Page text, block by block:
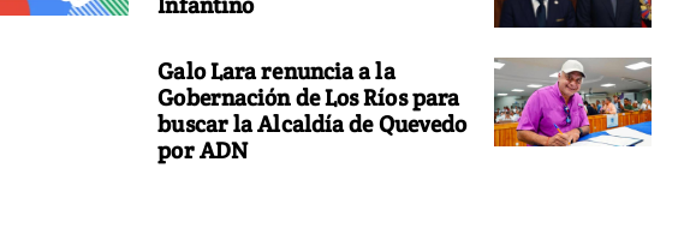
Galo Lara renuncia a la
Gobernación de Los Ríos para
buscar la Alcaldía de Quevedo
por ADN